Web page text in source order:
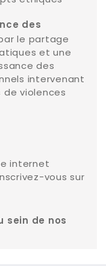
des
le partage
et une
des
intervenant
de violences
internet
vous sur
sein de nos